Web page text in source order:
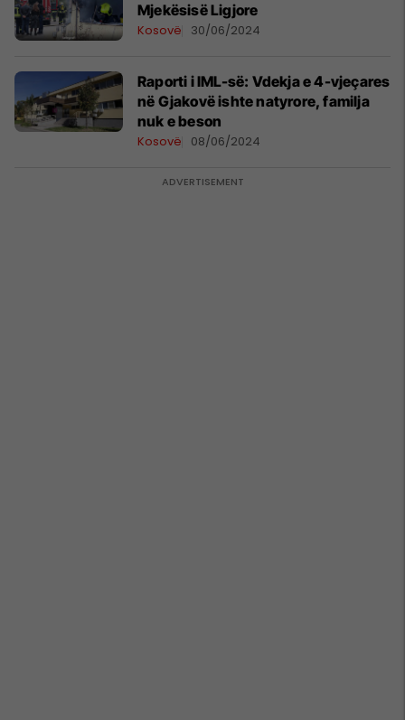
Mjekësisë Ligjore
Kosovë 30/06/2024
Raporti i IML-së: Vdekja e 4-vjeçares
në Gjakovë ishte natyrore, familja
nuk e beson
Kosovë 08/06/2024